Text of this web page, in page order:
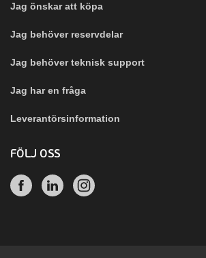
Jag önskar att köpa
Jag behöver reservdelar
Jag behöver teknisk support
Jag har en fråga
Leverantörsinformation
FÖLJ OSS